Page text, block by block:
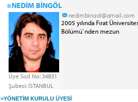
NEDİM BİNGÖL
Üye Sicil No: 34831
Şubesi: İSTANBUL
2005 yılında Fırat
Bölümü`nden mezun
>YÖNETİM KURULU ÜYESİ